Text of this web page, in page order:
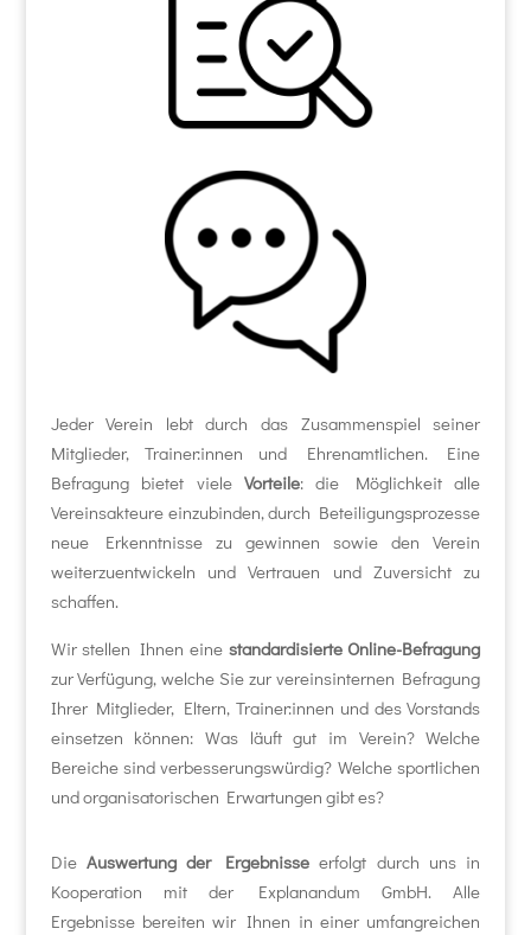
Jeder Verein lebt durch das Zusammenspiel seiner
Mitglieder, Trainer:innen und Ehrenamtlichen. Eine
Befragung bietet viele Vorteile: die Möglichkeit alle
Vereinsakteure einzubinden, durch Beteiligungsprozesse
neue Erkenntnisse zu gewinnen sowie den Verein
weiterzuentwickeln und Vertrauen und Zuversicht zu
schaffen.
Wir stellen Ihnen eine standardisierte Online-Befragung
zur Verfügung, welche Sie zur vereinsinternen Befragung
Ihrer Mitglieder, Eltern, Trainer:innen und des Vorstands
einsetzen können: Was läuft gut im Verein? Welche
Bereiche sind verbesserungswürdig? Welche sportlichen
und organisatorischen Erwartungen gibt es?
Die Auswertung der Ergebnisseerfolgt durch uns in
Kooperation mit der Explanandum GmbH. Alle
Ergebnisse bereiten wir Ihnen in einer umfangreichen